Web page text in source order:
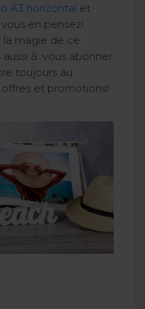
A3 horizontal et
en pensez!
la magie de ce
à vous abonner
toujours au
et promotions!